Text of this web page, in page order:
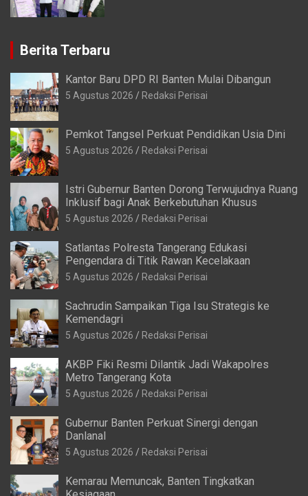
Berita Terbaru
Kantor Baru DPD RI Banten Mulai Dibangun
5 Agustus 2026 Redaksi Perisai
Pemkot Tangsel Perkuat Pendidikan Usia Dini
5 Agustus 2026 Redaksi Perisai
Istri Gubernur Banten Dorong Terwujudnya Ruang
Inklusif bagi Anak Berkebutuhan Khusus
5 Agustus 2026 Redaksi Perisai
Satlantas Polresta Tangerang Edukasi
Pengendara di Titik Rawan Kecelakaan
5 Agustus 2026 Redaksi Perisai
Sachrudin Sampaikan Tiga Isu Strategis ke
Kemendagri
5 Agustus 2026 Redaksi Perisai
AKBP Fiki Resmi Dilantik Jadi Wakapolres
Metro Tangerang Kota
5 Agustus 2026 Redaksi Perisai
Gubernur Banten Perkuat Sinergi dengan
Danlanal
5 Agustus 2026 Redaksi Perisai
Kemarau Memuncak, Banten Tingkatkan